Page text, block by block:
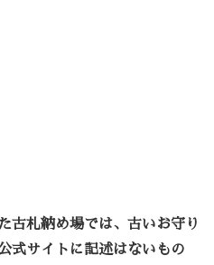
古札納め場では、古いお守り
式サイトに記述はないもの